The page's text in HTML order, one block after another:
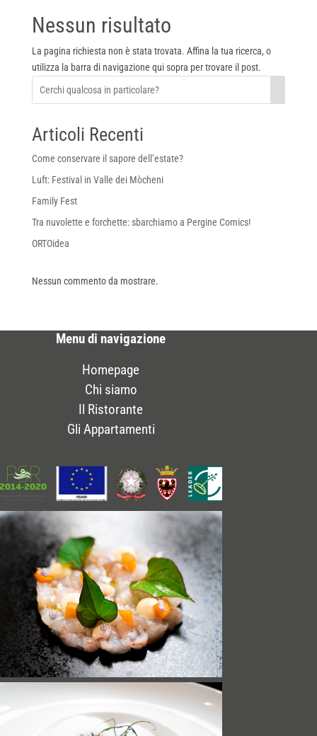
Nessun risultato
La pagina richiesta non è stata trovata. Affina la tua ricerca, o
utilizza la barra di navigazione qui sopra per trovare il post.
Articoli Recenti
Come conservare il sapore dell’estate?
Luft: Festival in Valle dei Mòcheni
Family Fest
Tra nuvolette e forchette: sbarchiamo a Pergine Comics!
ORTOidea
Nessun commento da mostrare.
Menu di navigazione
Homepage
Chi siamo
Il Ristorante
Gli Appartamenti